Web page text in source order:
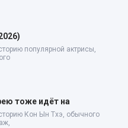
популярной актрисы,
тоже идёт на
Кон Ын Тхэ, обычного